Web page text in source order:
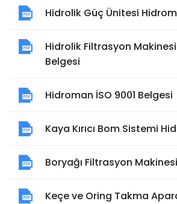
Hidrolik Güç Ünitesi
Hidrolik Filtrasyon
Belgesi
Hidroman İSO 9001 Belgesi
Kaya Kırıcı Bom Sistemi
Boryağı Filtrasyon Makinesi
Keçe ve Oring Takma